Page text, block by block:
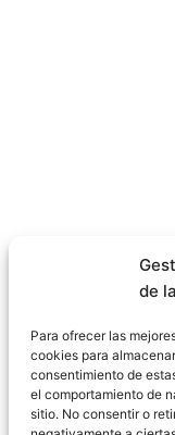
de
Para ofrecer las
cookies para
consentimiento de
el comportamiento de
sitio. No consentir o